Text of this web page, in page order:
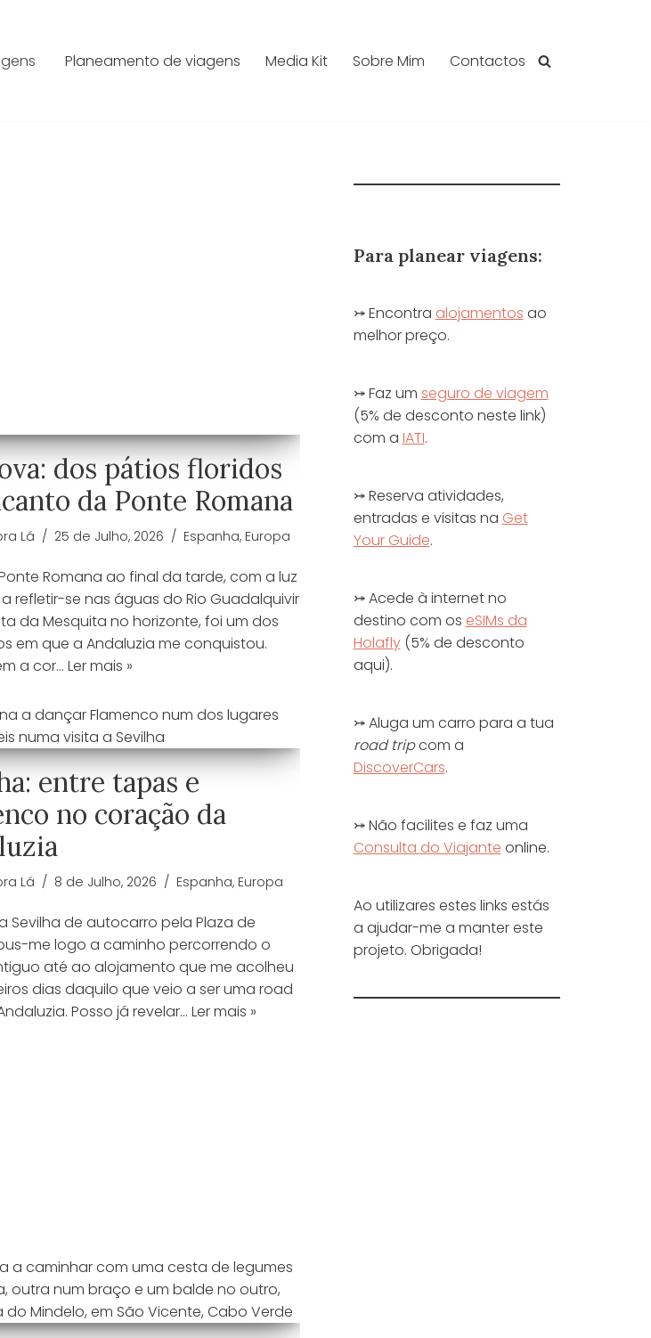
Planeamento de viagens Media Kit Sobre Mim Contactos
dos pátios floridos
da Ponte Romana
Lá 25 de Julho, 2026 Espanha, Europa
Romana ao final da tarde, com a luz
refletir-se nas águas do Rio Guadalquivir
da Mesquita no horizonte, foi um dos
em que a Andaluzia me conquistou.
a cor… Ler mais »
entre tapas e
no coração da
Lá 8 de Julho, 2026 Espanha, Europa
Sevilha de autocarro pela Plaza de
me logo a caminho percorrendo o
até ao alojamento que me acolheu
dias daquilo que veio a ser uma road
Posso já revelar… Ler mais »
Para planear viagens:
⤖ Encontra alojamentos ao
melhor preço.
⤖ Faz um seguro de viagem
(5% de desconto neste link)
com a IATI.
⤖ Reserva atividades,
entradas e visitas na Get
Your Guide.
⤖ Acede à internet no
destino com os eSIMs da
Holafly(5% de desconto
aqui).
⤖ Aluga um carro para a tua
road tripcom a
DiscoverCars.
⤖ Não facilites e faz uma
Consulta do Viajante online.
Ao utilizares estes links estás
a ajudar-me a manter este
projeto. Obrigada!